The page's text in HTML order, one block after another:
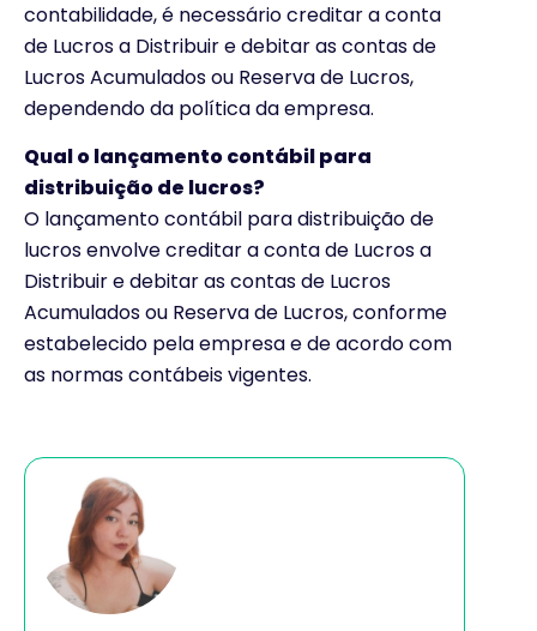
contabilidade, é necessário creditar a conta
de Lucros a Distribuir e debitar as contas de
Lucros Acumulados ou Reserva de Lucros,
dependendo da política da empresa.
Qual o lançamento contábil para
distribuição de lucros?
O lançamento contábil para distribuição de
lucros envolve creditar a conta de Lucros a
Distribuir e debitar as contas de Lucros
Acumulados ou Reserva de Lucros, conforme
estabelecido pela empresa e de acordo com
as normas contábeis vigentes.